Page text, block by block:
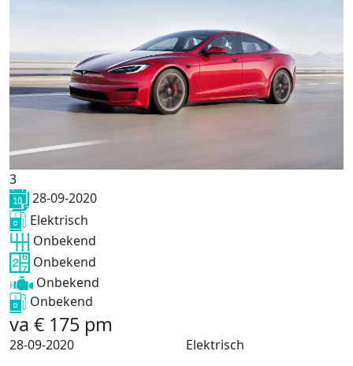
3
28-09-2020
Elektrisch
Onbekend
Onbekend
Onbekend
Onbekend
va € 175 pm
28-09-2020
Elektrisch